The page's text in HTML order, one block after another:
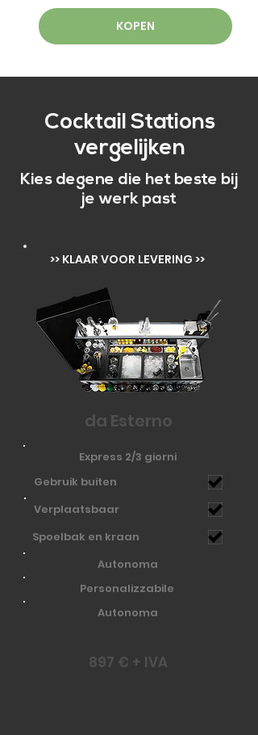
KOPEN
Cocktail Stations
vergelijken
Kies degene die het beste bij
je werk past
>> KLAAR VOOR LEVERING >>
da Esterno
Express 2/3 giorni
Gebruik buiten
Verplaatsbaar
Spoelbak en kraan
Autonoma
Personalizzabile
Autonoma
897 € + IVA